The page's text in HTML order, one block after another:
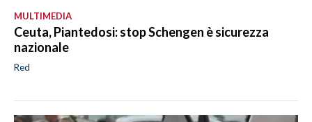
MULTIMEDIA
Ceuta, Piantedosi: stop Schengen è sicurezza
nazionale
Red